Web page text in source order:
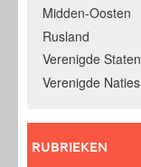
Midden-Oosten
Rusland
Verenigde Staten
Verenigde Naties
RUBRIEKEN